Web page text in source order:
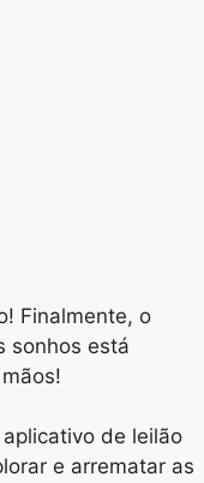
Finalmente, o
sonhos está
de leilão
e arrematar as